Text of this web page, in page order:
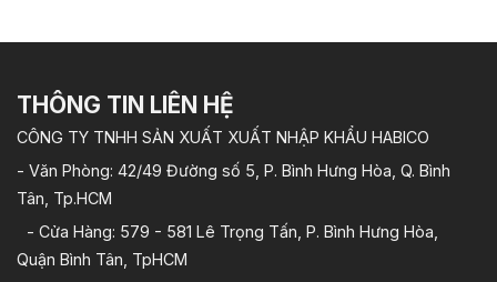
THÔNG TIN LIÊN HỆ
CÔNG TY TNHH SẢN XUẤT XUẤT NHẬP KHẨU HABICO
- Văn Phòng: 42/49 Đường số 5, P. Bình Hưng Hòa, Q. Bình
Tân, Tp.HCM
- Cửa Hàng: 579 - 581 Lê Trọng Tấn, P. Bình Hưng Hòa,
Quận Bình Tân, TpHCM